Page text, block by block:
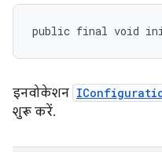
public final void
इनवोकेशन
शुरू करें.